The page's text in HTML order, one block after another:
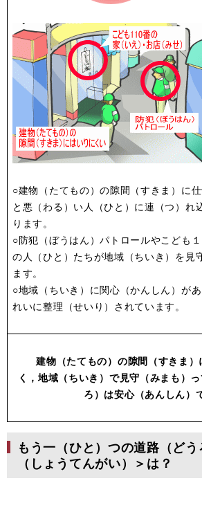
○建物（たてもの）の隙間（すきま）に
と悪（わる）い人（ひと）に連（つ）れ
ります。
○防犯（ぼうはん）パトロールやこども１
の人（ひと）たちが地域（ちいき）を見
ます。
○地域（ちいき）に関心（かんしん）が
れいに整理（せいり）されています。
建物（たてもの）の隙間（すきま）
く，地域（ちいき）で見守（みまも）
ろ）は安心（あんしん）
もう一（ひと）つの道路（ど
（しょうてんがい）＞は？